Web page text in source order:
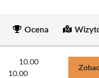
Ocena
10.00
10.00